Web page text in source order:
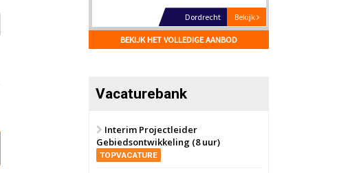
Voormalig
politiebureau
Bekijk
Hilversum
8 september 2026 Zorgcomplex
BEKIJK HET VOLLEDIGE AANBOD
Vacaturebank
Interim Projectleider
Gebiedsontwikkeling (8 uur)
TOPVACATURE